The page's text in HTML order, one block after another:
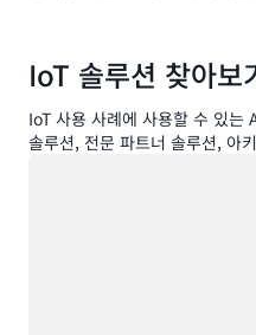
IoT 솔루션 찾아보
IoT 사용 사례에 사용할 수 있는
솔루션, 전문 파트너 솔루션, 아